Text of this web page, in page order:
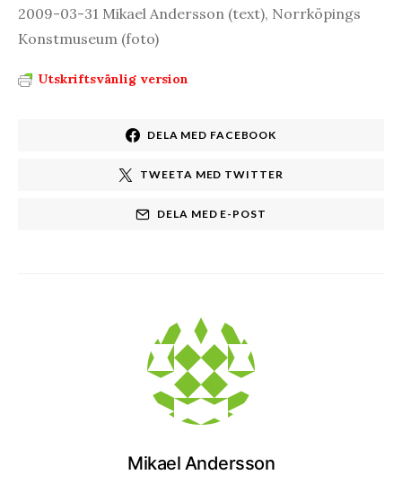
2009-03-31 Mikael Andersson (text), Norrköpings
Konstmuseum (foto)
Utskriftsvänlig version
DELA MED FACEBOOK
TWEETA MED TWITTER
DELA MED E-POST
Mikael Andersson